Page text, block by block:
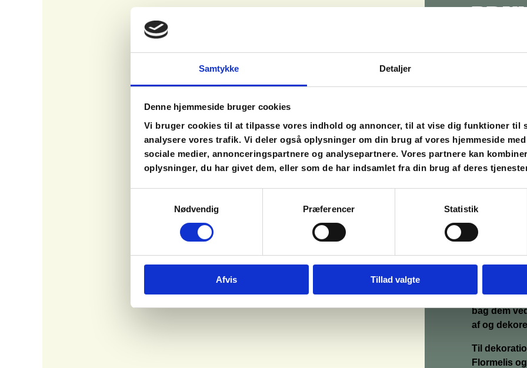
Samtykke Detaljer
Denne hjemmeside bruger cookies
Vi bruger cookies til at tilpasse vores indhold og annoncer, til at vise dig funktioner til
analysere vores trafik. Vi deler også oplysninger om din brug af vores hjemmeside
sociale medier, annonceringspartnere og analysepartnere. Vores partnere kan
oplysninger, du har givet dem, eller som de har indsamlet fra din brug af deres
Nødvendig
Præferencer Statistik
Afvis Tillad valgte
150g mørk
1 tsk kanel
1 tsk natron
1 tsk stødt
2 tsk stødt
Smelt
over i en
Bland de
det tørre.
natten over.
Rul dejen
lyst til.Kom
bag dem
af og
Til
Flormelis